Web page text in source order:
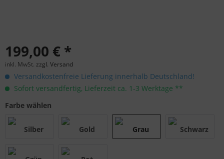
199,00 € *
inkl. MwSt. zzgl. Versand
Versandkostenfreie Lieferung innerhalb Deutschland!
Sofort versandfertig, Lieferzeit ca. 1-3 Werktage **
Farbe wählen